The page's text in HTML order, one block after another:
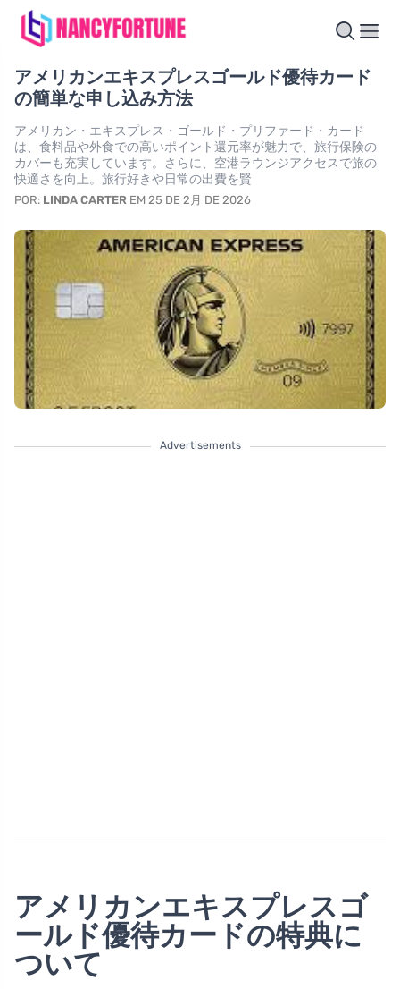
アメリカンエキスプレスゴールド優待カード
の簡単な申し込み方法
アメリカン・エキスプレス・ゴールド・プリファード・カード
は、食料品や外食での高いポイント還元率が魅力で、旅行保険の
カバーも充実しています。さらに、空港ラウンジアクセスで旅の
快適さを向上。旅行好きや日常の出費を賢
POR: LINDA CARTER EM 25 DE 2月 DE 2026
Advertisements
アメリカンエキスプレスゴ
ールド優待カードの特典に
ついて